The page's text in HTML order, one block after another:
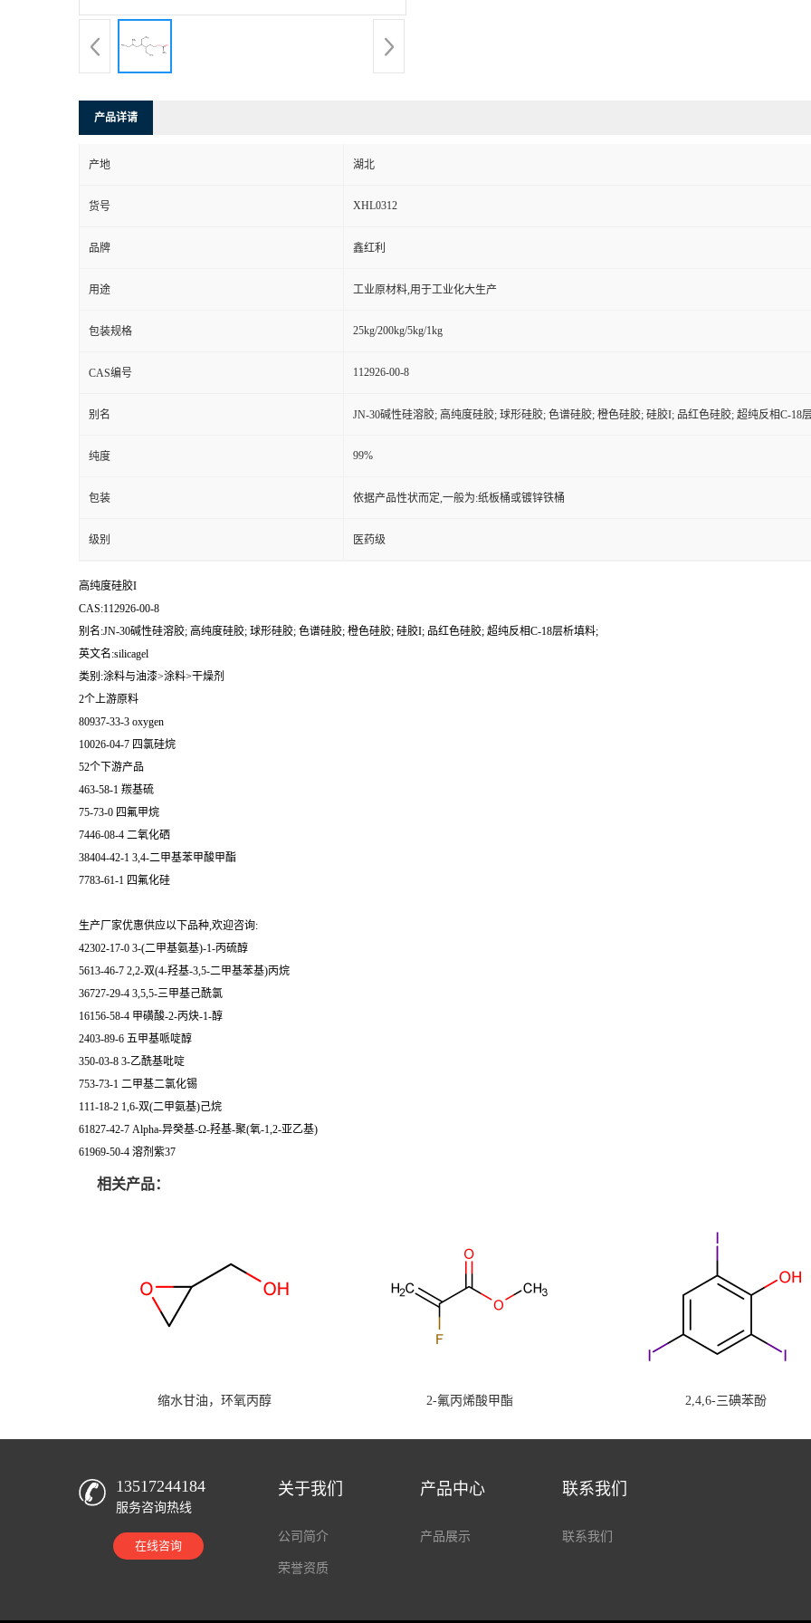
产品详请
产地 湖北
货号 XHL0312
品牌 鑫红利
用途 工业原材料,用于工业化大生产
包装规格 25kg/200kg/5kg/1kg
CAS编号 112926-00-8
别名 JN-30碱性硅溶胶; 高纯度硅胶; 球形硅胶; 色谱硅胶; 橙色硅胶; 硅胶I; 品红色硅胶; 超纯反相C-18
纯度 99%
包装 依据产品性状而定,一般为:纸板桶或镀锌铁桶
级别 医药级
高纯度硅胶I
CAS:112926-00-8
别名:JN-30碱性硅溶胶; 高纯度硅胶; 球形硅胶; 色谱硅胶; 橙色硅胶; 硅胶I; 品红色硅胶; 超纯反相C-18层析填料;
英文名:silicagel
类别:涂料与油漆>涂料>干燥剂
2个上游原料
80937-33-3 oxygen
10026-04-7 四氯硅烷
52个下游产品
463-58-1 羰基硫
75-73-0 四氟甲烷
7446-08-4 二氧化硒
38404-42-1 3,4-二甲基苯甲酸甲酯
7783-61-1 四氟化硅
生产厂家优惠供应以下品种,欢迎咨询:
42302-17-0 3-(二甲基氨基)-1-丙硫醇
5613-46-7 2,2-双(4-羟基-3,5-二甲基苯基)丙烷
36727-29-4 3,5,5-三甲基己酰氯
16156-58-4 甲磺酸-2-丙炔-1-醇
2403-89-6 五甲基哌啶醇
350-03-8 3-乙酰基吡啶
753-73-1 二甲基二氯化锡
111-18-2 1,6-双(二甲氨基)己烷
61827-42-7 Alpha-异癸基-Ω-羟基-聚(氧-1,2-亚乙基)
61969-50-4 溶剂紫37
相关产品：
缩水甘油，环氧丙醇 2-氟丙烯酸甲酯 2,4,6-三碘苯酚
13517244184
服务咨询热线
在线咨询
关于我们
公司简介
荣誉资质
产品中心
产品展示
联系我们
联系我们